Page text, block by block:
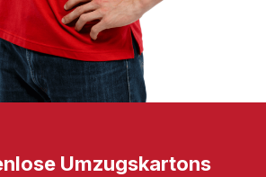
Umzugskartons